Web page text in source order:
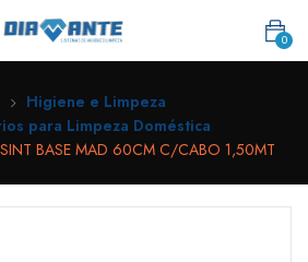
0
Higiene e Limpeza
para Limpeza Doméstica
BASE MAD 60CM C/CABO 1,50MT